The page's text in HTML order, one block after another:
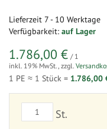
Lieferzeit 7 - 10 Werktage
Verfügbarkeit: auf Lager
1.786,00 € / 1
inkl. 19% MwSt., zzgl.
1 PE ≈ 1 Stück = 1.786,00
St.